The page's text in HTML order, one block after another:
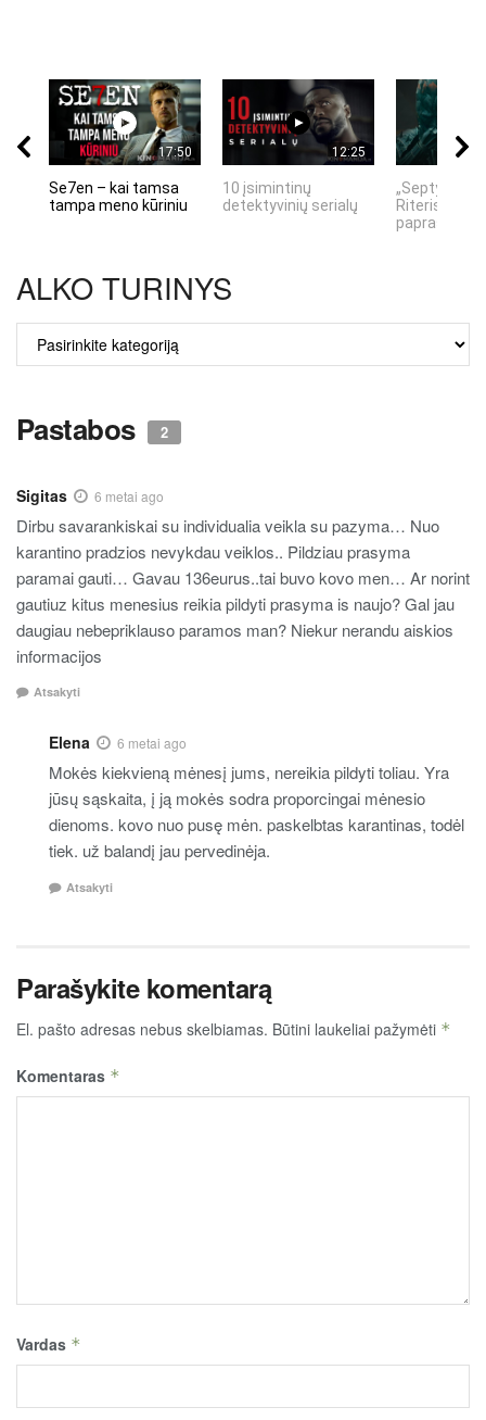
17:50
Se7en – kai tamsa
tampa meno kūriniu
12:25
10 įsimintinų
detektyvinių serialų
„Septynių
Riteris" – kai
ALKO TURINYS
TURINYS
Pastabos 2
Sigitas 6 metai ago
Dirbu savarankiskai su individualia veikla su pazyma… Nuo
karantino pradzios nevykdau veiklos.. Pildziau prasyma
paramai gauti… Gavau 136eurus..tai buvo kovo men… Ar norint
gautiuz kitus menesius reikia pildyti prasyma is naujo? Gal jau
daugiau nebepriklauso paramos man? Niekur nerandu aiskios
informacijos
Atsakyti
Elena 6 metai ago
Mokės kiekvieną mėnesį jums, nereikia pildyti toliau. Yra
jūsų sąskaita, į ją mokės sodra proporcingai mėnesio
dienoms. kovo nuo pusę mėn. paskelbtas karantinas, todėl
tiek. už balandį jau pervedinėja.
Atsakyti
Parašykite komentarą
El. pašto adresas nebus skelbiamas. Būtini laukeliai pažymėti *
Komentaras *
Vardas *